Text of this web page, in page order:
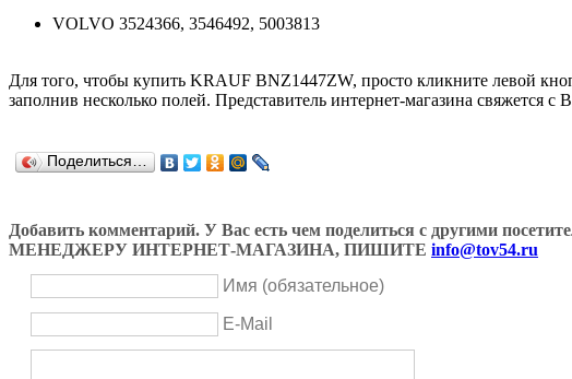
VOLVO 3524366, 3546492, 5003813
Для того, чтобы купить KRAUF BNZ1447ZW, просто кликните левой
заполнив несколько полей. Представитель интернет-магазина свяжется
Поделиться…
Добавить комментарий. У Вас есть чем поделиться с другими
МЕНЕДЖЕРУ ИНТЕРНЕТ-МАГАЗИНА, ПИШИТЕ info@tov54.ru
Имя (обязательное)
E-Mail